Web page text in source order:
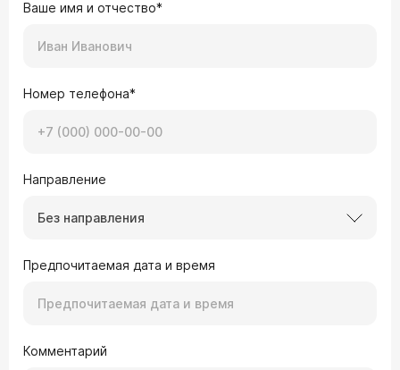
Ваше имя и отчество*
Номер телефона*
Направление
Без направления
Предпочитаемая дата и время
Комментарий